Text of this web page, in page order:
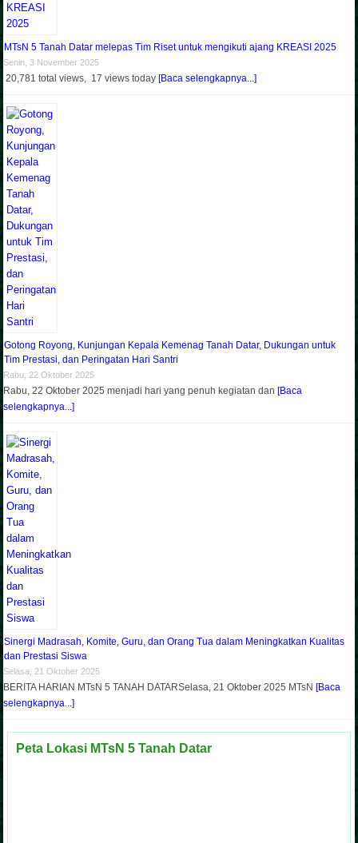
MTsN 5 Tanah Datar melepas Tim Riset untuk mengikuti ajang KREASI 2025
Senin, 3 November 2025
20,781 total views, 17 views today[Baca selengkapnya...]
Gotong Royong, Kunjungan Kepala Kemenag Tanah Datar, Dukungan untuk
Tim Prestasi, dan Peringatan Hari Santri
Rabu, 22 Oktober 2025
Rabu, 22 Oktober 2025 menjadi hari yang penuh kegiatan dan[Baca
selengkapnya...]
Sinergi Madrasah, Komite, Guru, dan Orang Tua dalam Meningkatkan Kualitas
dan Prestasi Siswa
Selasa, 21 Oktober 2025
BERITA HARIAN MTsN 5 TANAH DATARSelasa, 21 Oktober 2025 MTsN[Baca
selengkapnya...]
Peta Lokasi MTsN 5 Tanah Datar